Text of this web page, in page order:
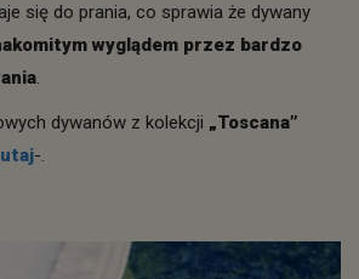
się do prania, co sprawia że dywany
wyglądem przez bardzo
.
dywanów z kolekcji „Toscana”
-.